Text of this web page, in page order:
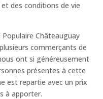
des conditions de vie
Châteauguay
commerçants de
ont si généreusement
présentes à cette
est repartie avec un prix
à apporter.